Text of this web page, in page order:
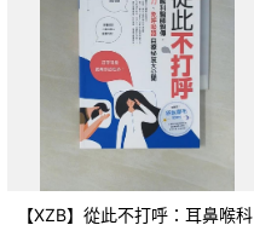
【XZB】從此不打呼：耳鼻喉科